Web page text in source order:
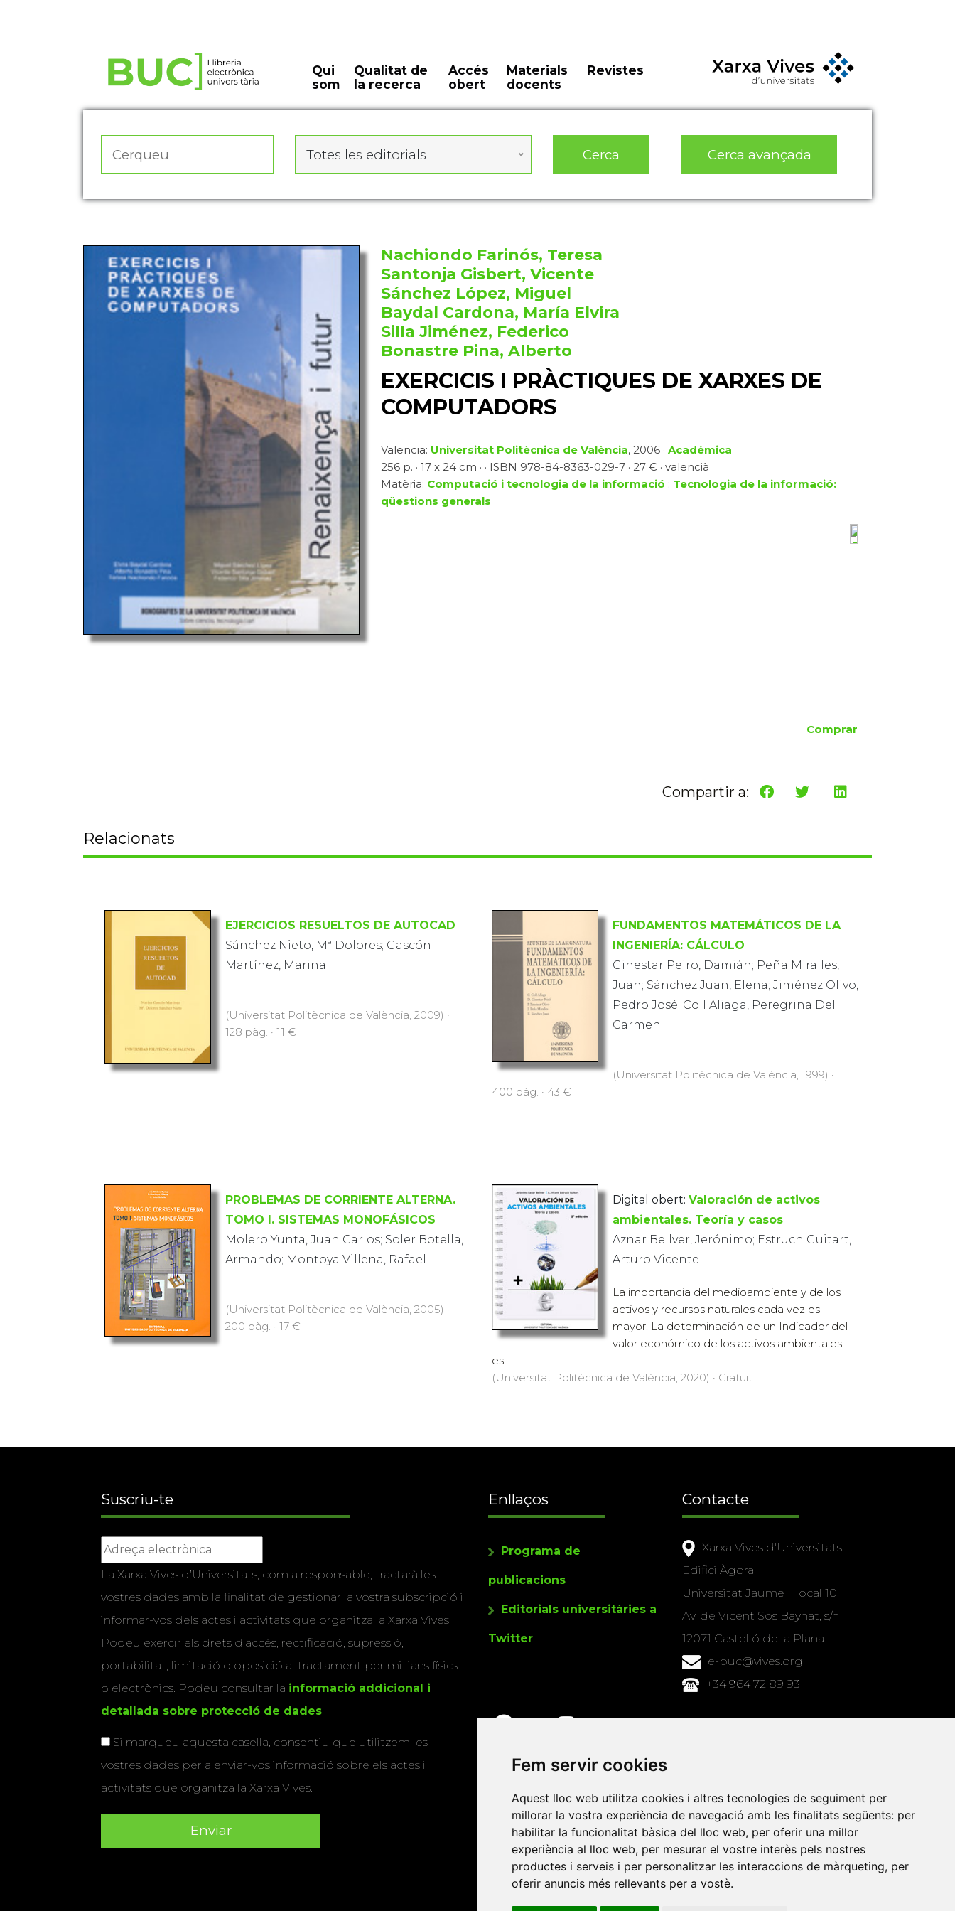
Fem servir cookies
Aquest lloc web utilitza cookies i altres tecnologies de seguiment per
millorar la vostra experiència de navegació amb les finalitats següents: per
habilitar la funcionalitat bàsica del lloc web, per oferir una millor
experiència al lloc web, per mesurar el vostre interès pels nostres
productes i serveis i per personalitzar les interaccions de màrqueting, per
oferir anuncis més rellevants per a vostè.
Qui
som
Qualitat de
la recerca
Accés
obert
Materials
docents
Revistes
Totes les editorials Cerca Cerca avançada
Nachiondo Farinós, Teresa
Santonja Gisbert, Vicente
Sánchez López, Miguel
Baydal Cardona, María Elvira
Silla Jiménez, Federico
Bonastre Pina, Alberto
EXERCICIS I PRÀCTIQUES DE XARXES DE
COMPUTADORS
Valencia: Universitat Politècnica de València, 2006 · Académica
256 p. · 17 x 24 cm · · ISBN 978-84-8363-029-7 · 27 € · valencià
Matèria: Computació i tecnologia de la informació : Tecnologia de la informació:
qüestions generals
Comprar
Compartir a:
Relacionats
EJERCICIOS RESUELTOS DE AUTOCAD
Sánchez Nieto, Mª Dolores; Gascón
Martínez, Marina
(Universitat Politècnica de València, 2009) ·
128 pàg. · 11 €
FUNDAMENTOS MATEMÁTICOS DE LA
INGENIERÍA: CÁLCULO
Ginestar Peiro, Damián; Peña Miralles,
Juan; Sánchez Juan, Elena; Jiménez Olivo,
Pedro José; Coll Aliaga, Peregrina Del
Carmen
(Universitat Politècnica de València, 1999) ·
400 pàg. · 43 €
PROBLEMAS DE CORRIENTE ALTERNA.
TOMO I. SISTEMAS MONOFÁSICOS
Molero Yunta, Juan Carlos; Soler Botella,
Armando; Montoya Villena, Rafael
(Universitat Politècnica de València, 2005) ·
200 pàg. · 17 €
Digital obert: Valoración de activos
ambientales. Teoría y casos
Aznar Bellver, Jerónimo; Estruch Guitart,
Arturo Vicente
La importancia del medioambiente y de los
activos y recursos naturales cada vez es
mayor. La determinación de un Indicador del
valor económico de los activos ambientales
es ...
(Universitat Politècnica de València, 2020) · Gratuït
Suscriu-te
La Xarxa Vives d’Universitats, com a responsable, tractarà les
vostres dades amb la finalitat de gestionar la vostra subscripció i
informar-vos dels actes i activitats que organitza la Xarxa Vives.
Podeu exercir els drets d’accés, rectificació, supressió,
portabilitat, limitació o oposició al tractament per mitjans físics
o electrònics. Podeu consultar la informació addicional i
detallada sobre protecció de dades.
Si marqueu aquesta casella, consentiu que utilitzem les
vostres dades per a enviar-vos informació sobre els actes i
activitats que organitza la Xarxa Vives.
Enllaços
Programa de
publicacions
Editorials universitàries a
Twitter
Contacte
Xarxa Vives d'Universitats
Edifici Àgora
Universitat Jaume I, local 10
Av. de Vicent Sos Baynat, s/n
12071 Castelló de la Plana
e-buc@vives.org
+34 964 72 89 93
Amb el suport